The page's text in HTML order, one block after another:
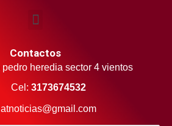
Contactos
heredia sector 4 vientos
Cel: 3173674532
atnoticias@gmail.com